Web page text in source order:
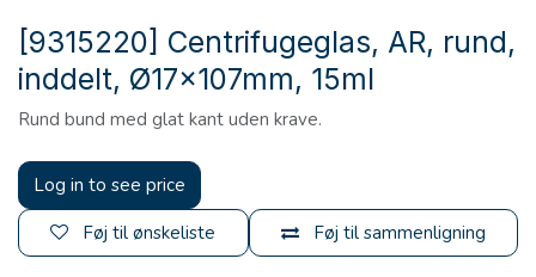
[9315220] Centrifugeglas, AR, rund,
inddelt, Ø17x107mm, 15ml
Rund bund med glat kant uden krave.
Log in to see price
Føj til sammenligning
Føj til ønskeliste